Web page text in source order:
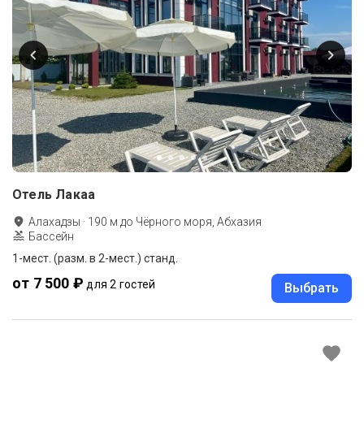
Отель Лакаа
Алахадзы · 190 м до Чёрного моря, Абхазия
Бассейн
1-мест. (разм. в 2-мест.) станд.
от 7 500 ₽ для 2 гостей Выбрать